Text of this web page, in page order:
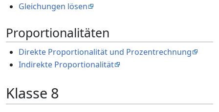
Gleichungen lösen
Proportionalitäten
Direkte Proportionalität und Prozentrechnung
Indirekte Proportionalität
Klasse 8